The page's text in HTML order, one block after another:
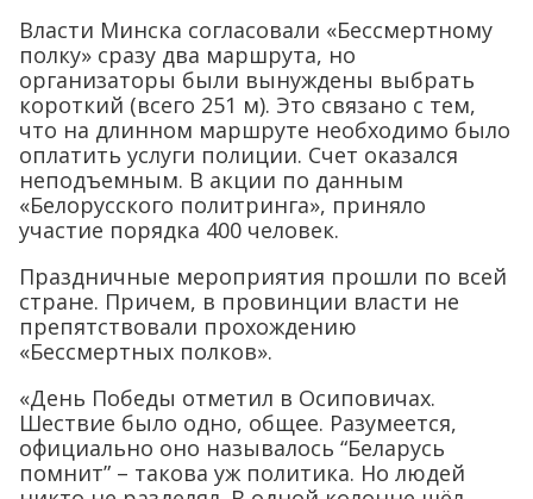
Власти Минска согласовали «Бессмертному
полку» сразу два маршрута, но
организаторы были вынуждены выбрать
короткий (всего 251 м). Это связано с тем,
что на длинном маршруте необходимо было
оплатить услуги полиции. Счет оказался
неподъемным. В акции по данным
«Белорусского политринга», приняло
участие порядка 400 человек.
Праздничные мероприятия прошли по всей
стране. Причем, в провинции власти не
препятствовали прохождению
«Бессмертных полков».
«День Победы отметил в Осиповичах.
Шествие было одно, общее. Разумеется,
официально оно называлось “Беларусь
помнит” – такова уж политика. Но людей